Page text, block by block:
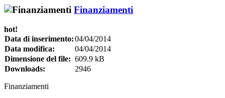
Finanziamenti
hot!
Data di inserimento:04/04/2014
Data modifica:
04/04/2014
Dimensione del file: 609.9 kB
Downloads:
2946
Finanziamenti